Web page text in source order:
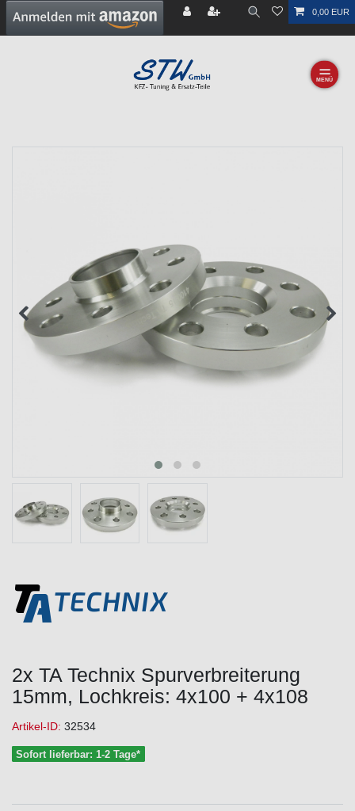
0,00 EUR
☰
2x TA Technix Spurverbreiterung
15mm, Lochkreis: 4x100 + 4x108
Artikel-ID: 32534
Sofort lieferbar: 1-2 Tage*